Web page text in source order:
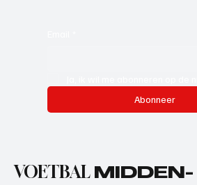
Abonneer
VOETBAL MIDDEN-